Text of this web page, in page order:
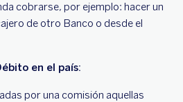
cobrarse, por ejemplo: hacer un
de otro Banco o desde el
en el país:
por una comisión aquellas